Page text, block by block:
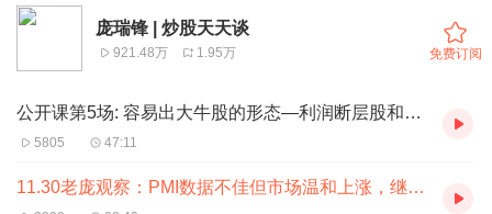
时"
，注重买入时机，擅长把握刚刚启动的强势板块和强势
在“炒股天天谈”这个栏目，每天早晚我会更新两期节目：
闻事件的评点、分析、以及静态投资方法与思路的分享；
庞瑞锋 | 炒股天天谈
921.48万 1.95万 免费订阅
公开课第5场: 容易出大牛股的形态—利润断层股和天雷地火形态
5805 47:11
11.30老庞观察：PMI数据不佳但市场温和上涨，继续重点关注生物医药股